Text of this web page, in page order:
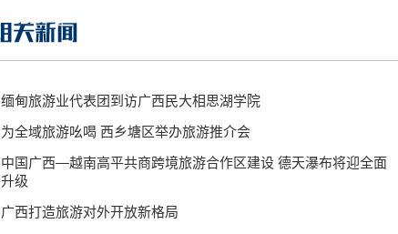
缅甸旅游业代表团到访广西民大相思湖学院
为全域旅游吆喝 西乡塘区举办旅游推介会
中国广西—越南高平共商跨境旅游合作区建设 德天瀑布将迎全面
升级
广西打造旅游对外开放新格局